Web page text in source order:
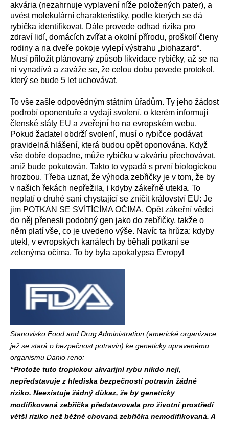
akvária (nezahrnuje vyplavení níže položených pater), a
uvést molekulární charakteristiky, podle kterých se dá
rybička identifikovat. Dále provede odhad rizika pro
zdraví lidí, domácích zvířat a okolní přírodu, proškolí členy
rodiny a na dveře pokoje vylepí výstrahu „biohazard“.
Musí přiložit plánovaný způsob likvidace rybičky, až se na
ni vynadívá a zaváže se, že celou dobu povede protokol,
který se bude 5 let uchovávat.
To vše zašle odpovědným státním úřadům. Ty jeho žádost
podrobí oponentuře a vydají svolení, o kterém informují
členské státy EU a zveřejní ho na evropském webu.
Pokud žadatel obdrží svolení, musí o rybičce podávat
pravidelná hlášení, která budou opět oponována. Když
vše dobře dopadne, může rybičku v akváriu přechovávat,
aniž bude pokutován. Takto to vypadá s první biologickou
hrozbou. Třeba uznat, že výhoda zebřičky je v tom, že by
v našich řekách nepřežila, i kdyby zákeřně utekla. To
neplatí o druhé sani chystající se zničit království EU: Je
jim POTKAN SE SVÍTÍCÍMA OČIMA. Opět zákeřní vědci
do něj přenesli podobný gen jako do zebřičky, takže o
něm platí vše, co je uvedeno výše. Navíc ta hrůza: kdyby
utekl, v evropských kanálech by běhali potkani se
zelenýma očima. To by byla apokalypsa Evropy!
Stanovisko Food and Drug Administration (americké organizace,
jež se stará o bezpečnost potravin) ke geneticky upravenému
organismu Danio rerio:
“Protože tuto tropickou akvarijní rybu nikdo nejí,
nepředstavuje z hlediska bezpečnosti potravin žádné
riziko. Neexistuje žádný důkaz, že by geneticky
modifikovaná zebřička představovala pro životní prostředí
větší riziko než běžně chovaná zebřička nemodifikovaná. A